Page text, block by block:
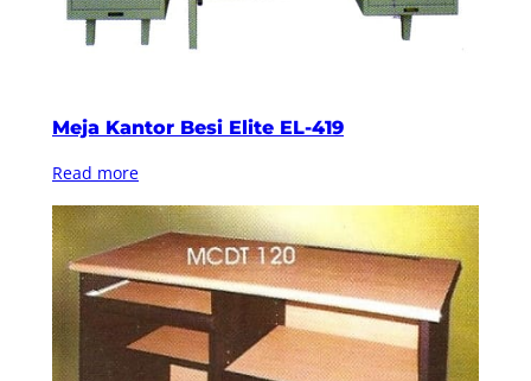
Meja Kantor Besi Elite EL-419
Read more